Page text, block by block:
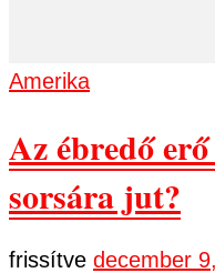
Amerika
Az ébredő
sorsára jut?
frissítve december